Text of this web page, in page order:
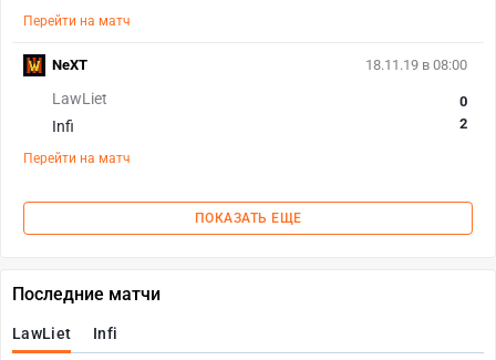
Перейти на матч
18.11.19 в 08:00
LawLiet
Infi
0
2
Перейти на матч
NeXT
ПОКАЗАТЬ ЕЩЕ
Последние матчи
LawLiet Infi